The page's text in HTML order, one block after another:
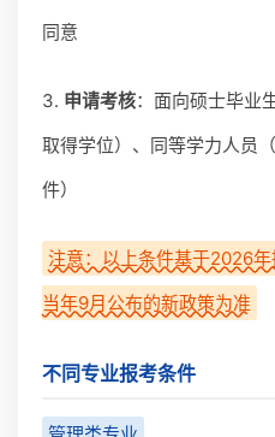
同意
3. 申请考核：面向硕士毕业
取得学位）、同等学力人员
件）
注意：以上条件基于2026
当年9月公布的新政策为准
不同专业报考条件